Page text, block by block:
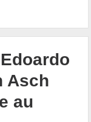
Asch
au